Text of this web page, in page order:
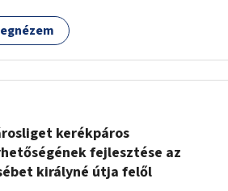
kerékpáros
fejlesztése az
királyné útja felől